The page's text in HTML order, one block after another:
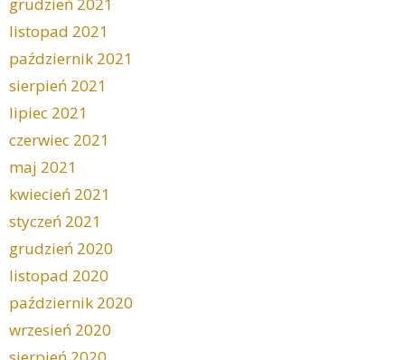
listopad 2021
październik 2021
sierpień 2021
lipiec 2021
czerwiec 2021
maj 2021
kwiecień 2021
styczeń 2021
grudzień 2020
listopad 2020
październik 2020
wrzesień 2020